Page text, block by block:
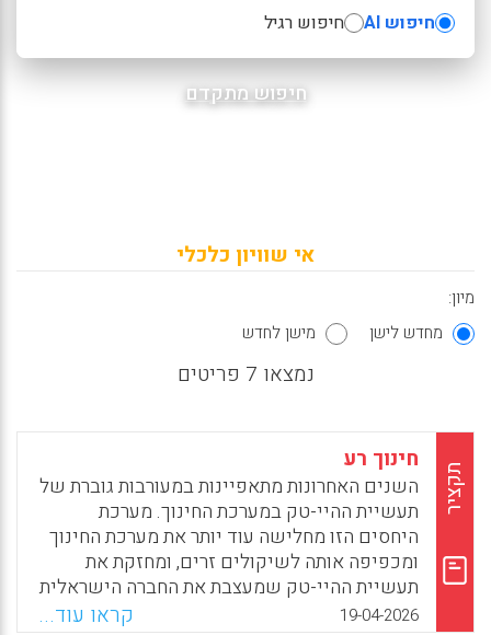
חיפוש AI חיפוש רגיל
חיפוש מתקדם
אי שוויון כלכלי
מיון:
מחדש לישן
מישן לחדש
נמצאו 7 פריטים
תקציר
חינוך רע
השנים האחרונות מתאפיינות במעורבות גוברת של
תעשיית ההיי-טק במערכת החינוך. מערכת
היחסים הזו מחלישה עוד יותר את מערכת החינוך
ומכפיפה אותה לשיקולים זרים, ומחזקת את
תעשיית ההיי-טק שמעצבת את החברה הישראלית
ברוחה ובצלמה.
19-04-2026 קראו עוד...